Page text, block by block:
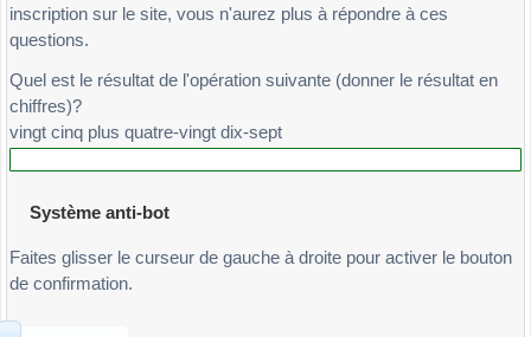
inscription sur le site, vous n'aurez plus à répondre à ces
questions.
Quel est le résultat de l'opération suivante (donner le résultat en
chiffres)?
vingt cinq plus quatre-vingt dix-sept
Système anti-bot
Faites glisser le curseur de gauche à droite pour activer le bouton
de confirmation.